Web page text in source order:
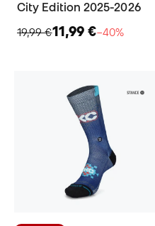
City Edition 2025-2026
19,99 €11,99 €−40%